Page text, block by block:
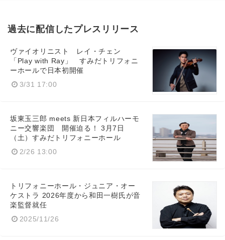
過去に配信したプレスリリース
ヴァイオリニスト レイ・チェン
「Play with Ray」 すみだトリフォニ
ーホールで日本初開催
3/31 17:00
坂東玉三郎 meets 新日本フィルハーモ
ニー交響楽団 開催迫る！ 3月7日
（土）すみだトリフォニーホール
2/26 13:00
トリフォニーホール・ジュニア・オー
ケストラ 2026年度から和田一樹氏が音
楽監督就任
2025/11/26